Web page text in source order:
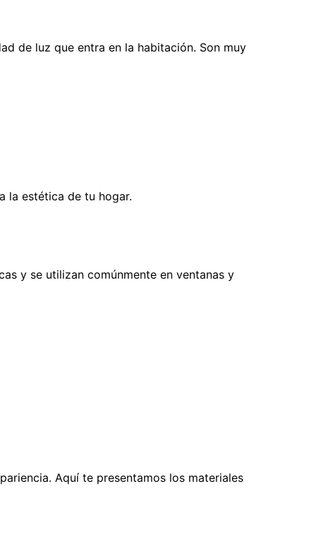
de luz que entra en la habitación. Son muy
la estética de tu hogar.
y se utilizan comúnmente en ventanas y
Aquí te presentamos los materiales